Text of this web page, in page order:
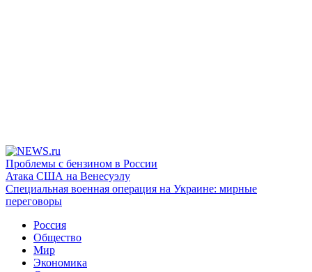
Проблемы с бензином в России
Атака США на Венесуэлу
Специальная военная операция на Украине: мирные
переговоры
Россия
Общество
Мир
Экономика